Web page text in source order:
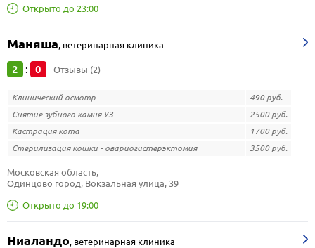
Открыто до 23:00
Маняша, ветеринарная клиника
2 : 0 Отзывы (2)
Клинический осмотр
490 руб.
Снятие зубного камня УЗ
2500 руб.
Кастрация кота
1700 руб.
Стерилизация кошки - овариогистерэктомия
3500 руб.
Открыто до 19:00
Московская область,
Одинцово город, Вокзальная улица, 39
Ниаландо, ветеринарная клиника